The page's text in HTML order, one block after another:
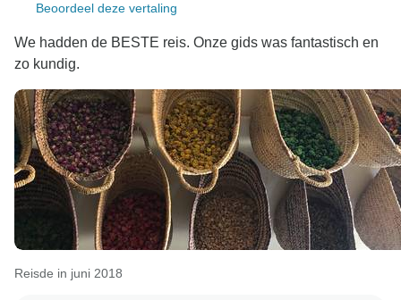
Beoordeel deze vertaling
We hadden de BESTE reis. Onze gids was fantastisch en
zo kundig.
Reisde in juni 2018